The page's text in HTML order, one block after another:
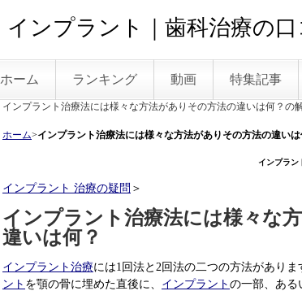
インプラント｜歯科治療の
ホーム ランキング 動画 特集記事
インプラント治療法には様々な方法がありその方法の違いは何？の
ホーム>インプラント治療法には様々な方法がありその方法の違いは
インプラン
インプラント 治療の疑問 ＞
インプラント治療法には様々な
違いは何？
インプラント治療には1回法と2回法の二つの方法がありま
ント を顎の骨に埋めた直後に、 インプラント の一部、ある